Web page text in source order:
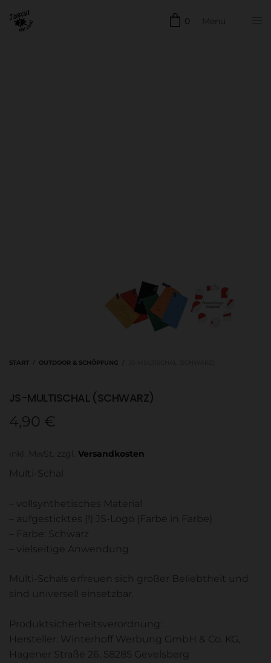
0 Menu
START / OUTDOOR & SCHÖPFUNG /
JS-MULTISCHAL (SCHWARZ)
4,90 €
inkl. MwSt. zzgl.Versandkosten
Multi-Schal
– vollsynthetisches Material
– aufgesticktes (!) JS-Logo (Farbe in Farbe)
– Farbe: Schwarz
– vielseitige Anwendung
Multi-Schals erfreuen sich großer Beliebtheit und
sind universell einsetzbar.
Produktsicherheitsverordnung:
Hersteller: Winterhoff Werbung GmbH & Co. KG,
Hagener Straße 26, 58285 Gevelsberg